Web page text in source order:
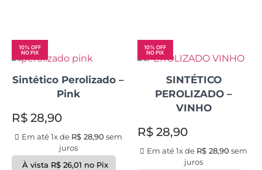
10% OFF
NO PIX
Sintético Perolizado –
Pink
R$ 28,90
Em até 1x de R$28,90 sem
juros
À vista R$26,01 no Pix
10% OFF
NO PIX
SINTÉTICO
PEROLIZADO –
VINHO
R$28,90
Em até 1x de R$ 28,90 sem
juros